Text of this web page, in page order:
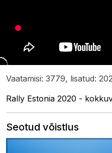
Vaatamisi: 3779, lisatud:
Rally Estonia 2020 -
Seotud võistlus